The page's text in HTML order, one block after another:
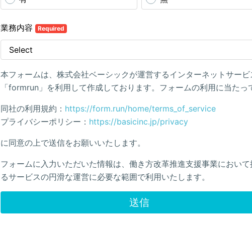
業務内容 Required
本フォームは、株式会社ベーシックが運営するインターネットサービ
「formrun」を利用して作成しております。フォームの利用に当たっ
同社の利用規約： https://form.run/home/terms_of_service
プライバシーポリシー： https://basicinc.jp/privacy
に同意の上で送信をお願いいたします。
フォームに入力いただいた情報は、働き方改革推進支援事業において
るサービスの円滑な運営に必要な範囲で利用いたします。
送信